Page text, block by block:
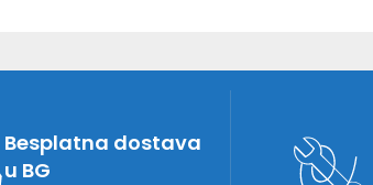
Besplatna dostava
u BG